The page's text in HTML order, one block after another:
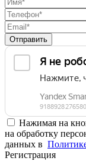
Отправить
Нажимая на
на обработку
данных в
Регистрация